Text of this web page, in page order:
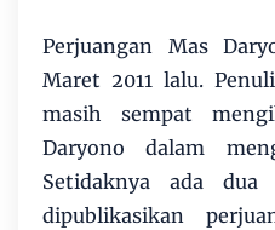
Perjuangan Mas
Maret 2011 lalu.
masih sempat
Daryono dalam
Setidaknya ada
dipublikasikan